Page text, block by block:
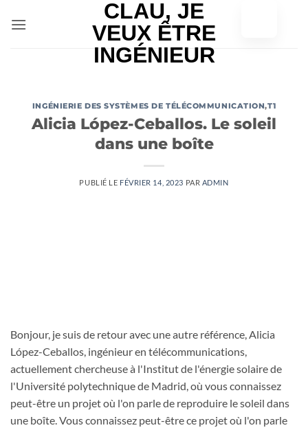
INGÉNIERIE DES SYSTÈMES DE TÉLÉCOMMUNICATION,T1
Alicia López-Ceballos. Le soleil
dans une boîte
PUBLIÉ LE FÉVRIER 14, 2023 PAR ADMIN
Bonjour, je suis de retour avec une autre référence, Alicia
López-Ceballos, ingénieur en télécommunications,
actuellement chercheuse à l'Institut de l'énergie solaire de
l'Université polytechnique de Madrid, où vous connaissez
peut-être un projet où l'on parle de reproduire le soleil dans
une boîte. Vous connaissez peut-être ce projet où l'on parle